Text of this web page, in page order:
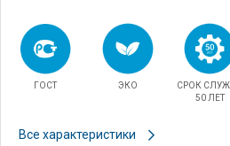
ГОСТ ЭКО
СРОК
50 ЛЕТ
Все характеристики